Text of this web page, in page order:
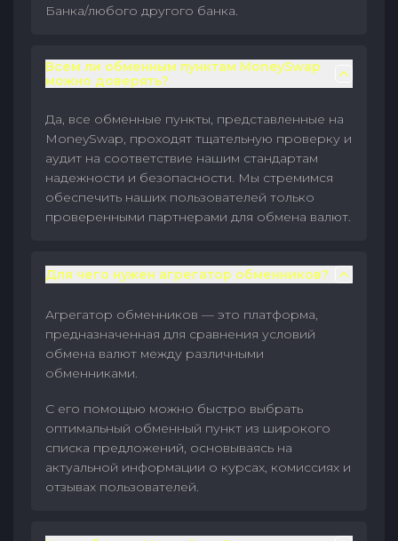
Банка/любого другого банка.
Всем ли обменным пунктам MoneySwap
можно доверять?
Да, все обменные пункты, представленные на
MoneySwap, проходят тщательную проверку и
аудит на соответствие нашим стандартам
надежности и безопасности. Мы стремимся
обеспечить наших пользователей только
проверенными партнерами для обмена валют.
Для чего нужен агрегатор обменников?
Агрегатор обменников — это платформа,
предназначенная для сравнения условий
обмена валют между различными
обменниками.
С его помощью можно быстро выбрать
оптимальный обменный пункт из широкого
списка предложений, основываясь на
актуальной информации о курсах, комиссиях и
отзывах пользователей.